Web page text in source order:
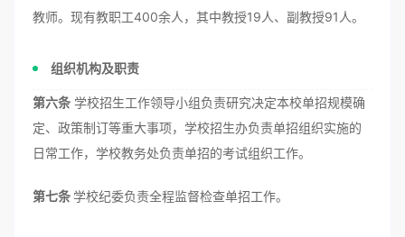
教师。现有教职工400余人，其中教授19人、副教授91人。
组织机构及职责
第六条 学校招生工作领导小组负责研究决定本校单招规模确
定、政策制订等重大事项，学校招生办负责单招组织实施的
日常工作，学校教务处负责单招的考试组织工作。
第七条学校纪委负责全程监督检查单招工作。